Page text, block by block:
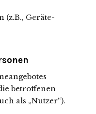
(z.B., Geräte-
betroffenen
als „Nutzer“).